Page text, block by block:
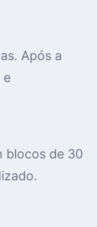
Após a
e
blocos de 30